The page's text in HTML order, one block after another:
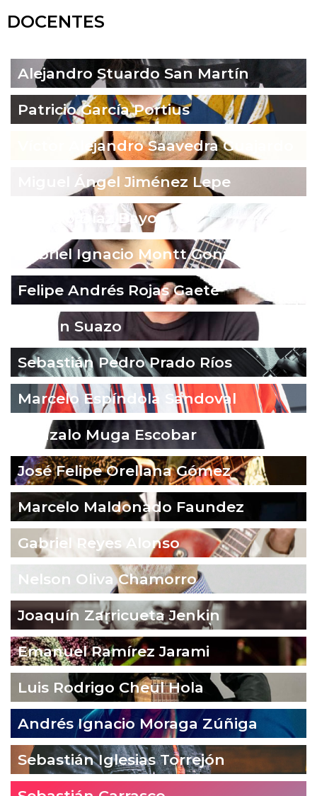
DOCENTES
Alejandro Stuardo San Martín
Patricio García Portius
Víctor Alejandro Saavedra Guajardo
Miguel Ángel Jiménez Lepe
Ignacio Díaz Bayo
Gabriel Ignacio Montt González
Felipe Andrés Rojas Gaete
Fabián Suazo
Sebastián Pedro Prado Ríos
Marcelo Espíndola Sandoval
Gonzalo Muga Escobar
José Felipe Orellana Gómez
Marcelo Maldonado Faundez
Gabriel Reyes Alonso
Nelson Oliva Chamorro
Joaquín Zarricueta Jenkin
Emanuel Ramírez Jarami
Luis Rodrigo Cheul Hola
Andrés Ignacio Moraga Zúñiga
Sebastián Iglesias Torrejón